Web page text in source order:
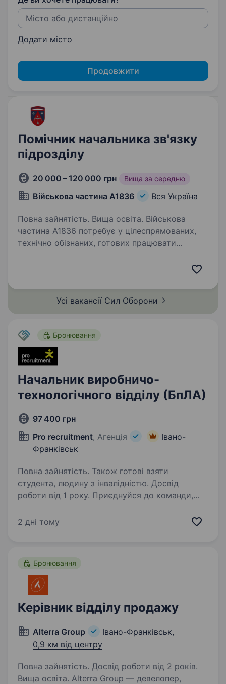
Додати місто
Продовжити
Помічник начальника зв'язку
підрозділу
20 000 – 120 000 грн Вища за середню
Військова частина А1836 Вся Україна
Повна зайнятість. Вища освіта. Військова
частина А1836 потребує у цілеспрямованих,
технічно обізнаних, готових працювати
здатності…
Усі вакансії Сил Оборони
Бронювання
Начальник виробничо-
технологічного відділу (БпЛА)
97 400 грн
Pro recruitment, Агенція
Івано-
Франківськ
Повна зайнятість. Також готові взяти
студента, людину з інвалідністю. Досвід
роботи від 1 року. Приєднуйся до команди,
допомагають нашим військовим. Це не просто
2 дні тому
Бронювання
Керівник відділу продажу
Alterra Group
Івано-Франківськ,
0,9 км від центру
Повна зайнятість. Досвід роботи від 2 років.
Вища освіта. Alterra Group — девелопер,